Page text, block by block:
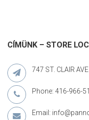
CÍMÜNK – STORE
747 ST. CLAIR
Phone: 416-966-
Email: